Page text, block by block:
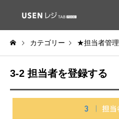
カテゴリー ★担当者管理
3-2 担当者を登録する